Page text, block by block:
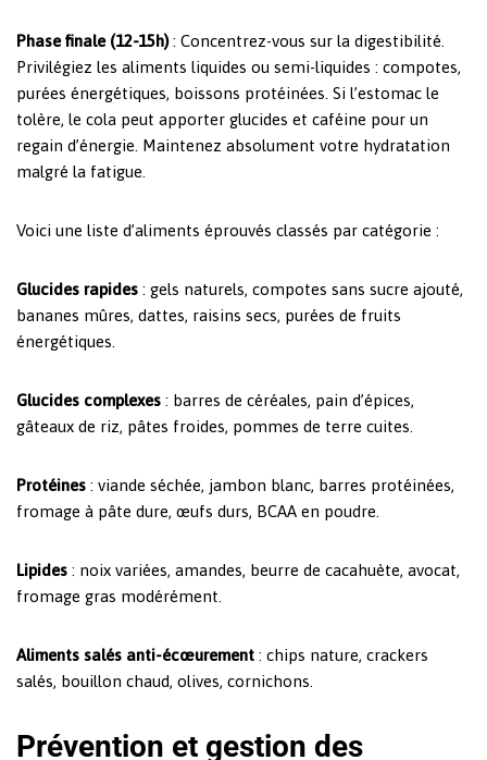
Phase finale (12-15h): Concentrez-vous sur la digestibilité.
Privilégiez les aliments liquides ou semi-liquides : compotes,
purées énergétiques, boissons protéinées. Si l’estomac le
tolère, le cola peut apporter glucides et caféine pour un
regain d’énergie. Maintenez absolument votre hydratation
malgré la fatigue.
Voici une liste d’aliments éprouvés classés par catégorie :
Glucides rapides : gels naturels, compotes sans sucre ajouté,
bananes mûres, dattes, raisins secs, purées de fruits
énergétiques.
Glucides complexes : barres de céréales, pain d’épices,
gâteaux de riz, pâtes froides, pommes de terre cuites.
Protéines : viande séchée, jambon blanc, barres protéinées,
fromage à pâte dure, œufs durs, BCAA en poudre.
Lipides : noix variées, amandes, beurre de cacahuète, avocat,
fromage gras modérément.
Aliments salés anti-écœurement : chips nature, crackers
salés, bouillon chaud, olives, cornichons.
Prévention et gestion des